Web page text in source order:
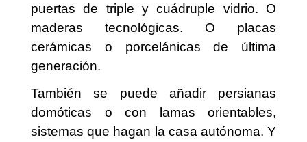
puertas de triple y cuádruple vidrio. O
maderas tecnológicas. O placas
cerámicas o porcelánicas de última
generación.
También se puede añadir persianas
domóticas o con lamas orientables,
sistemas que hagan la casa autónoma. Y